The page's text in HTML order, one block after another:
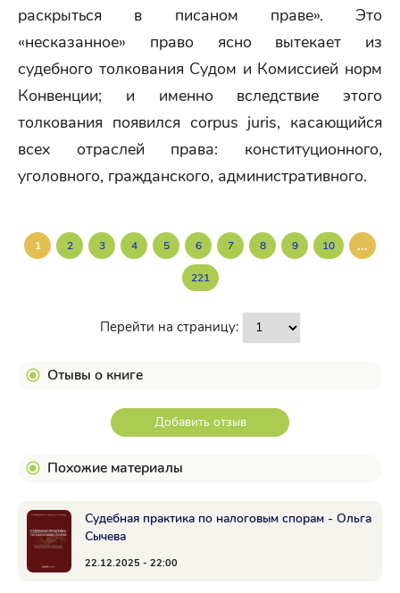
раскрыться в писаном праве». Это
«несказанное» право ясно вытекает из
судебного толкования Судом и Комиссией норм
Конвенции; и именно вследствие этого
толкования появился corpus juris, касающийся
всех отраслей права: конституционного,
уголовного, гражданского, административного.
1 2 3 4 5 6 7 8 9 10 ...
221
Перейти на страницу:
Отывы о книге
Добавить отзыв
Похожие материалы
Судебная практика по налоговым спорам - Ольга
Сычева
22.12.2025 - 22:00